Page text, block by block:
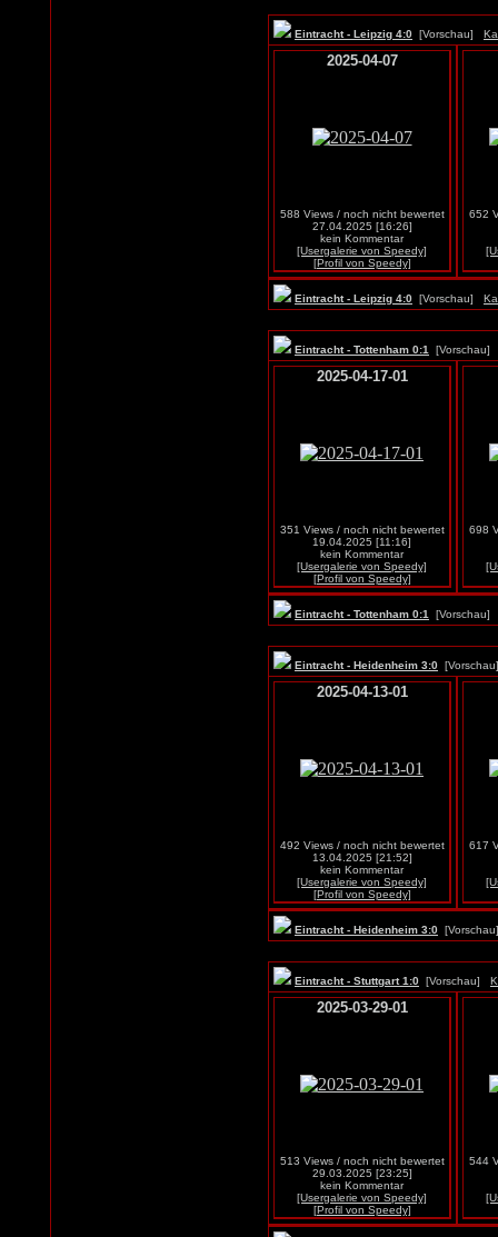
Eintracht - Leipzig 4:0 [Vorschau]
2025-04-07
588 Views / noch nicht bewertet
27.04.2025 [16:26]
kein Kommentar
[Usergalerie von Speedy]
[Profil von Speedy]
652
Eintracht - Leipzig 4:0 [Vorschau]
Eintracht - Tottenham 0:1
2025-04-17-01
351 Views / noch nicht bewertet
19.04.2025 [11:16]
kein Kommentar
[Usergalerie von Speedy]
[Profil von Speedy]
698
Eintracht - Tottenham 0:1
Eintracht - Heidenheim 3:0
2025-04-13-01
492 Views / noch nicht bewertet
13.04.2025 [21:52]
kein Kommentar
[Usergalerie von Speedy]
[Profil von Speedy]
617
Eintracht - Heidenheim 3:0
Eintracht - Stuttgart 1:0 [Vorschau]
2025-03-29-01
513 Views / noch nicht bewertet
29.03.2025 [23:25]
kein Kommentar
[Usergalerie von Speedy]
[Profil von Speedy]
544